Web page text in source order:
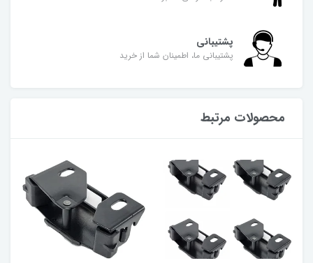
پشتیبانی
پشتیبانی ما، اطمینان شما از خرید
محصولات مرتبط